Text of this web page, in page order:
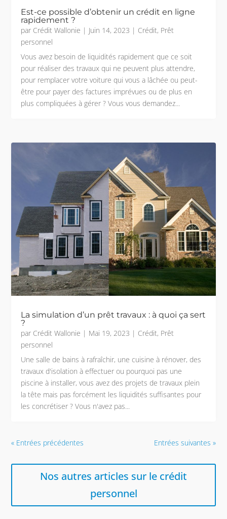
Est-ce possible d’obtenir un crédit en ligne
rapidement ?
par Crédit Wallonie | Juin 14, 2023 | Crédit, Prêt
personnel
Vous avez besoin de liquidités rapidement que ce soit
pour réaliser des travaux qui ne peuvent plus attendre,
pour remplacer votre voiture qui vous a lâchée ou peut-
être pour payer des factures imprévues ou de plus en
plus compliquées à gérer ? Vous vous demandez...
La simulation d’un prêt travaux : à quoi ça sert
?
par Crédit Wallonie | Mai 19, 2023 | Crédit, Prêt
personnel
Une salle de bains à rafraîchir, une cuisine à rénover, des
travaux d'isolation à effectuer ou pourquoi pas une
piscine à installer, vous avez des projets de travaux plein
la tête mais pas forcément les liquidités suffisantes pour
les concrétiser ? Vous n'avez pas...
« Entrées précédentes Entrées suivantes »
Nos autres articles sur le crédit
personnel